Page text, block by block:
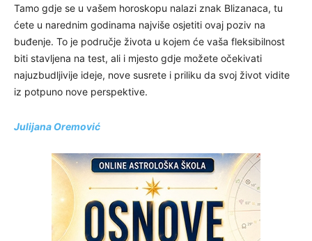
Tamo gdje se u vašem horoskopu nalazi znak Blizanaca, tu
ćete u narednim godinama najviše osjetiti ovaj poziv na
buđenje. To je područje života u kojem će vaša fleksibilnost
biti stavljena na test, ali i mjesto gdje možete očekivati
najuzbudljivije ideje, nove susrete i priliku da svoj život vidite
iz potpuno nove perspektive.
Julijana Oremović